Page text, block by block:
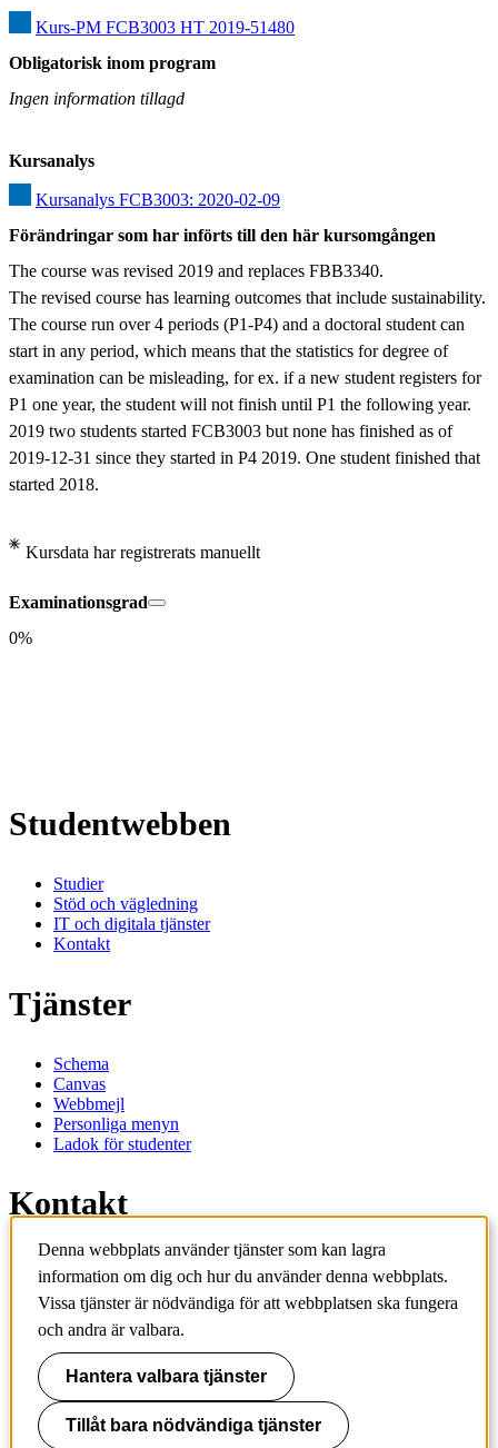
Kurs-PM FCB3003 HT 2019-51480
Obligatorisk inom program
Ingen information tillagd
Kursanalys
Kursanalys FCB3003: 2020-02-09
Förändringar som har införts till den här kursomgången
The course was revised 2019 and replaces FBB3340.
The revised course has learning outcomes that include sustainability.
The course run over 4 periods (P1-P4) and a doctoral student can
start in any period, which means that the statistics for degree of
examination can be misleading, for ex. if a new student registers for
P1 one year, the student will not finish until P1 the following year.
2019 two students started FCB3003 but none has finished as of
2019-12-31 since they started in P4 2019. One student finished that
started 2018.
Kursdata har registrerats manuellt
Examinationsgrad
0%
Studentwebben
Studier
Stöd och vägledning
IT och digitala tjänster
Kontakt
Tjänster
Schema
Canvas
Webbmejl
Personliga menyn
Ladok för studenter
Kontakt
Kontakta utbildningsprogram
Kontakta kurs
IT-support
KTH Entré
KTH
100 44 Stockholm
+46 8 790 60 00
info@kth.se
Denna webbplats använder tjänster som kan lagra
information om dig och hur du använder denna webbplats.
Vissa tjänster är nödvändiga för att webbplatsen ska fungera
och andra är valbara.
Hantera valbara tjänster
Tillåt bara nödvändiga tjänster